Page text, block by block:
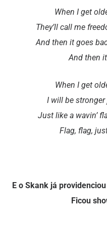
When I get
They’ll call me
And then it goes
And then
When I get
I will be stronger
Just like a wavin’
Flag, flag,
E o Skank já
Ficou